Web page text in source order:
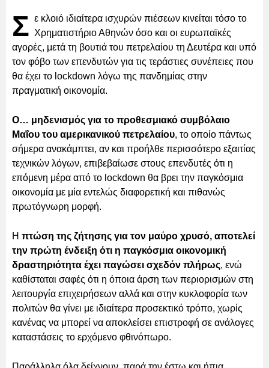
Σ ε κλοιό ιδιαίτερα ισχυρών πιέσεων κινείται τόσο το
Χρηματιστήριο Αθηνών όσο και οι ευρωπαϊκές
αγορές, μετά τη βουτιά του πετρελαίου τη Δευτέρα και υπό
τον φόβο των επενδυτών για τις τεράστιες συνέπειες που
θα έχει το lockdown λόγω της πανδημίας στην
πραγματική οικονομία.
Ο… μηδενισμός για το προθεσμιακό συμβόλαιο
Μαΐου του αμερικανικού πετρελαίου, το οποίο πάντως
σήμερα ανακάμπτει, αν και προήλθε περισσότερο εξαιτίας
τεχνικών λόγων, επιβεβαίωσε στους επενδυτές ότι η
επόμενη μέρα από το lockdown θα βρει την παγκόσμια
οικονομία με μία εντελώς διαφορετική και πιθανώς
πρωτόγνωρη μορφή.
Η πτώση της ζήτησης για τον μαύρο χρυσό, αποτελεί
την πρώτη ένδειξη ότι η παγκόσμια οικονομική
δραστηριότητα έχει παγώσει σχεδόν πλήρως, ενώ
καθίσταται σαφές ότι η όποια άρση των περιορισμών στη
λειτουργία επιχειρήσεων αλλά και στην κυκλοφορία των
πολιτών θα γίνει με ιδιαίτερα προσεκτικό τρόπο, χωρίς
κανένας να μπορεί να αποκλείσει επιστροφή σε ανάλογες
καταστάσεις το ερχόμενο φθινόπωρο.